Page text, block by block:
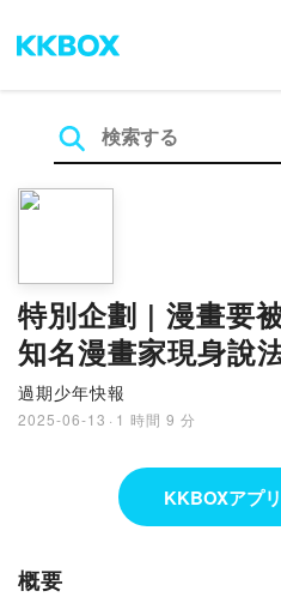
特別企劃 | 漫畫要
知名漫畫家現身說
子會夢見中年蓓兒
畫家BARZ
過期少年快報
2025-06-13 · 1 時間 9 分
KKBOXアプ
概要